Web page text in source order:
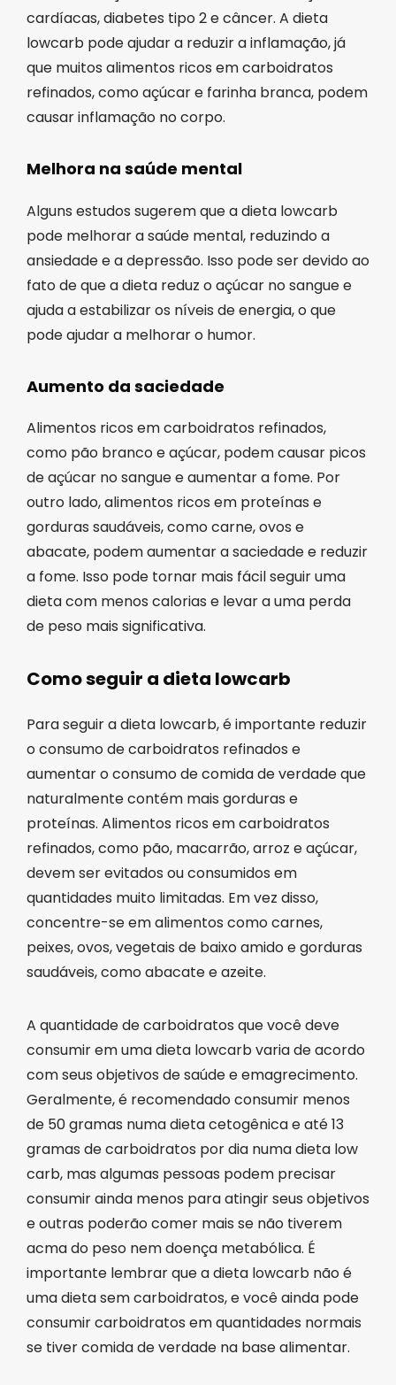
cardíacas, diabetes tipo 2 e câncer. A dieta
lowcarb pode ajudar a reduzir a inflamação, já
que muitos alimentos ricos em carboidratos
refinados, como açúcar e farinha branca, podem
causar inflamação no corpo.
Melhora na saúde mental
Alguns estudos sugerem que a dieta lowcarb
pode melhorar a saúde mental, reduzindo a
ansiedade e a depressão. Isso pode ser devido ao
fato de que a dieta reduz o açúcar no sangue e
ajuda a estabilizar os níveis de energia, o que
pode ajudar a melhorar o humor.
Aumento da saciedade
Alimentos ricos em carboidratos refinados,
como pão branco e açúcar, podem causar picos
de açúcar no sangue e aumentar a fome. Por
outro lado, alimentos ricos em proteínas e
gorduras saudáveis, como carne, ovos e
abacate, podem aumentar a saciedade e reduzir
a fome. Isso pode tornar mais fácil seguir uma
dieta com menos calorias e levar a uma perda
de peso mais significativa.
Como seguir a dieta lowcarb
Para seguir a dieta lowcarb, é importante reduzir
o consumo de carboidratos refinados e
aumentar o consumo de comida de verdade que
naturalmente contém mais gorduras e
proteínas. Alimentos ricos em carboidratos
refinados, como pão, macarrão, arroz e açúcar,
devem ser evitados ou consumidos em
quantidades muito limitadas. Em vez disso,
concentre-se em alimentos como carnes,
peixes, ovos, vegetais de baixo amido e gorduras
saudáveis, como abacate e azeite.
A quantidade de carboidratos que você deve
consumir em uma dieta lowcarb varia de acordo
com seus objetivos de saúde e emagrecimento.
Geralmente, é recomendado consumir menos
de 50 gramas numa dieta cetogênica e até 13
gramas de carboidratos por dia numa dieta low
carb, mas algumas pessoas podem precisar
consumir ainda menos para atingir seus objetivos
e outras poderão comer mais se não tiverem
acma do peso nem doença metabólica. É
importante lembrar que a dieta lowcarb não é
uma dieta sem carboidratos, e você ainda pode
consumir carboidratos em quantidades normais
se tiver comida de verdade na base alimentar.